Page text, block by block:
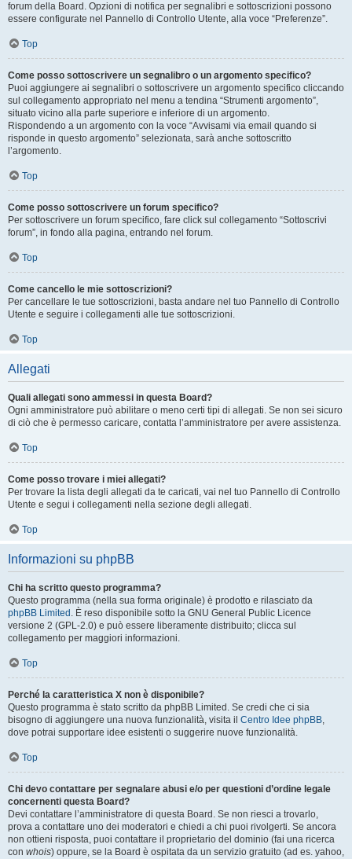
forum della Board. Opzioni di notifica per segnalibri e sottoscrizioni possono
essere configurate nel Pannello di Controllo Utente, alla voce “Preferenze”.
Top
Come posso sottoscrivere un segnalibro o un argomento specifico?
Puoi aggiungere ai segnalibri o sottoscrivere un argomento specifico cliccando
sul collegamento appropriato nel menu a tendina “Strumenti argomento”,
situato vicino alla parte superiore e inferiore di un argomento.
Rispondendo a un argomento con la voce “Avvisami via email quando si
risponde in questo argomento” selezionata, sarà anche sottoscritto
l’argomento.
Top
Come posso sottoscrivere un forum specifico?
Per sottoscrivere un forum specifico, fare click sul collegamento “Sottoscrivi
forum”, in fondo alla pagina, entrando nel forum.
Top
Come cancello le mie sottoscrizioni?
Per cancellare le tue sottoscrizioni, basta andare nel tuo Pannello di Controllo
Utente e seguire i collegamenti alle tue sottoscrizioni.
Top
Allegati
Quali allegati sono ammessi in questa Board?
Ogni amministratore può abilitare o meno certi tipi di allegati. Se non sei sicuro
di ciò che è permesso caricare, contatta l’amministratore per avere assistenza.
Top
Come posso trovare i miei allegati?
Per trovare la lista degli allegati da te caricati, vai nel tuo Pannello di Controllo
Utente e segui i collegamenti nella sezione degli allegati.
Top
Informazioni su phpBB
Chi ha scritto questo programma?
Questo programma (nella sua forma originale) è prodotto e rilasciato da
phpBB Limited . È reso disponibile sotto la GNU General Public Licence
versione 2 (GPL-2.0) e può essere liberamente distribuito; clicca sul
collegamento per maggiori informazioni.
Top
Perché la caratteristica X non è disponibile?
Questo programma è stato scritto da phpBB Limited. Se credi che ci sia
bisogno di aggiungere una nuova funzionalità, visita il Centro Idee phpBB,
dove potrai supportare idee esistenti o suggerire nuove funzionalità.
Top
Chi devo contattare per segnalare abusi e/o per questioni d’ordine legale
concernenti questa Board?
Devi contattare l’amministratore di questa Board. Se non riesci a trovarlo,
prova a contattare uno dei moderatori e chiedi a chi puoi rivolgerti. Se ancora
non ottieni risposta, puoi contattare il proprietario del dominio (fai una ricerca
con whois) oppure, se la Board è ospitata da un servizio gratuito (ad es. yahoo,